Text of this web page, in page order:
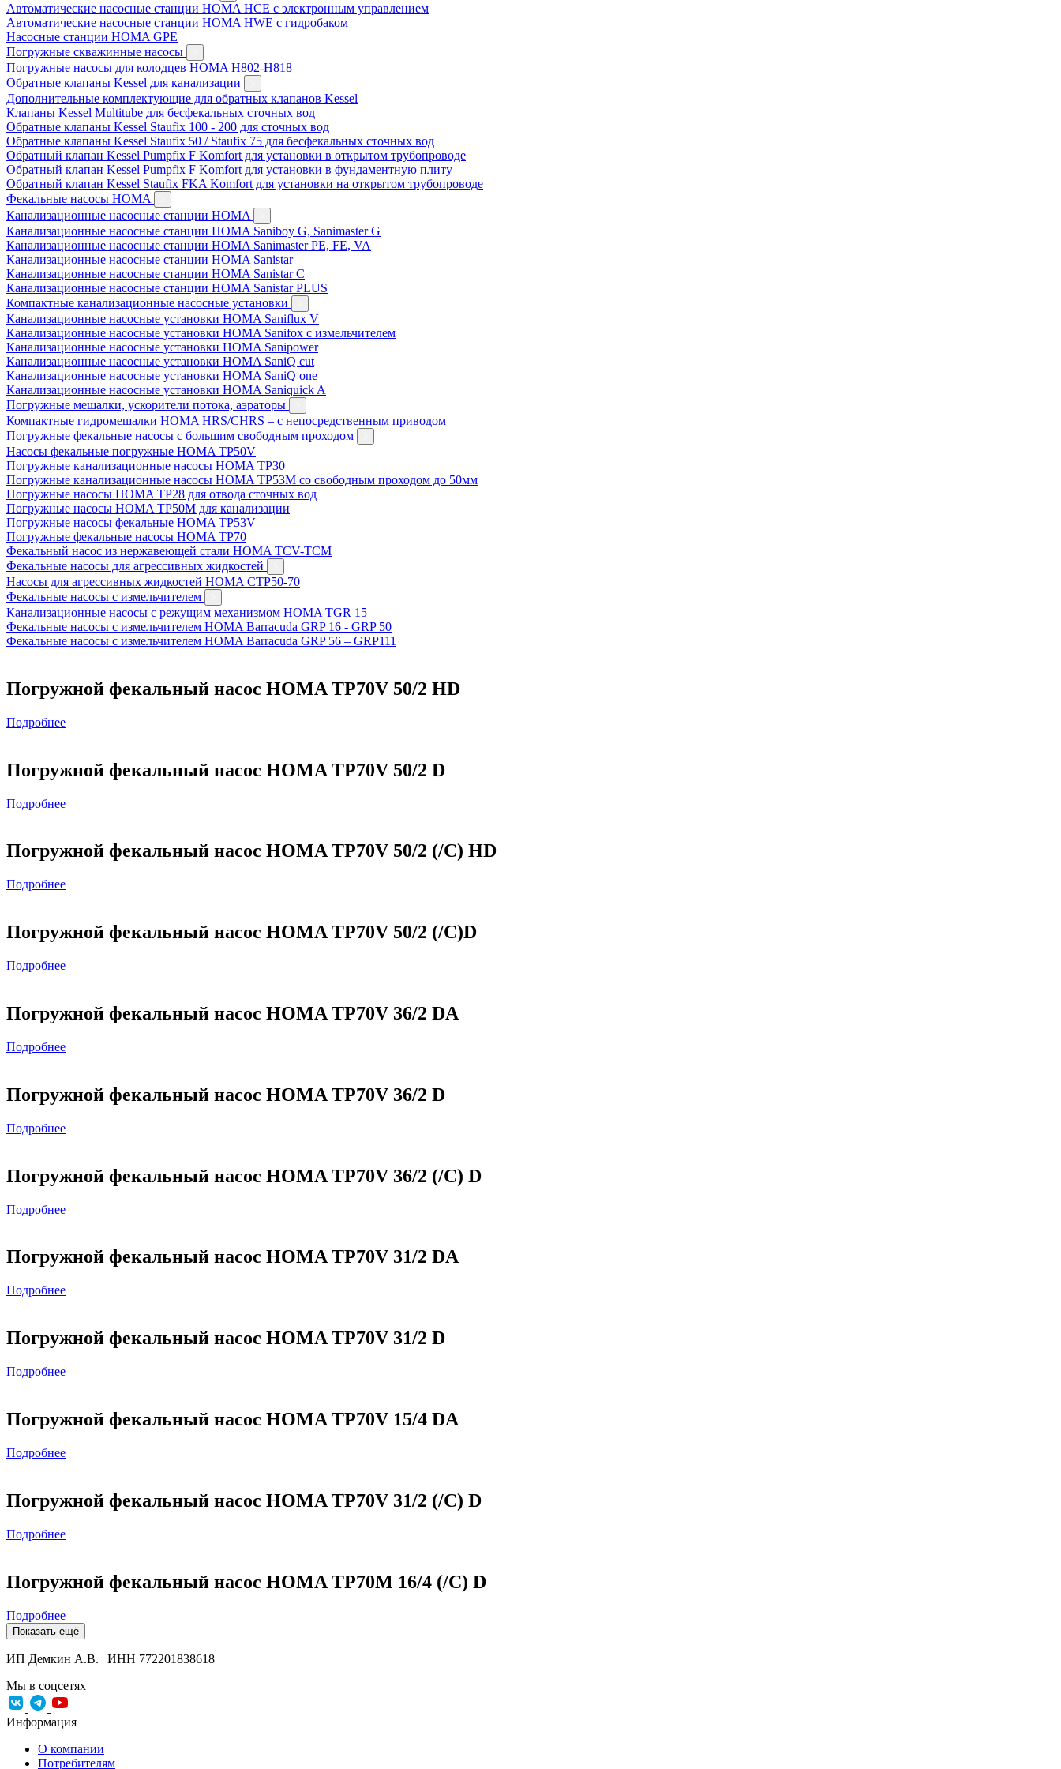
Автоматические насосные станции HOMA HCE с электронным управлением
Автоматические насосные станции HOMA HWE с гидробаком
Насосные станции HOMA GPE
Погружные скважинные насосы
Погружные насосы для колодцев HOMA H802-H818
Обратные клапаны Kessel для канализации
Дополнительные комплектующие для обратных клапанов Kessel
Клапаны Kessel Multitube для бесфекальных сточных вод
Обратные клапаны Kessel Staufix 100 - 200 для сточных вод
Обратные клапаны Kessel Staufix 50 / Staufix 75 для бесфекальных сточных вод
Обратный клапан Kessel Pumpfix F Komfort для установки в открытом трубопроводе
Обратный клапан Kessel Pumpfix F Komfort для установки в фундаментную плиту
Обратный клапан Kessel Staufix FKA Komfort для установки на открытом трубопроводе
Фекальные насосы HOMA
Канализационные насосные станции HOMA
Канализационные насосные станции HOMA Saniboy G, Sanimaster G
Канализационные насосные станции HOMA Sanimaster PE, FE, VA
Канализационные насосные станции HOMA Sanistar
Канализационные насосные станции HOMA Sanistar C
Канализационные насосные станции HOMA Sanistar PLUS
Компактные канализационные насосные установки
Канализационные насосные установки HOMA Saniflux V
Канализационные насосные установки HOMA Sanifox с измельчителем
Канализационные насосные установки HOMA Sanipower
Канализационные насосные установки HOMA SaniQ cut
Канализационные насосные установки HOMA SaniQ one
Канализационные насосные установки HOMA Saniquick A
Погружные мешалки, ускорители потока, аэраторы
Компактные гидромешалки HOMA HRS/CHRS – с непосредственным приводом
Погружные фекальные насосы с большим свободным проходом
Насосы фекальные погружные HOMA TP50V
Погружные канализационные насосы HOMA TP30
Погружные канализационные насосы HOMA TP53M со свободным проходом до 50мм
Погружные насосы HOMA TP28 для отвода сточных вод
Погружные насосы HOMA TP50M для канализации
Погружные насосы фекальные HOMA TP53V
Погружные фекальные насосы HOMA TP70
Фекальный насос из нержавеющей стали HOMA TCV-TCM
Фекальные насосы для агрессивных жидкостей
Насосы для агрессивных жидкостей HOMA CTP50-70
Фекальные насосы с измельчителем
Канализационные насосы с режущим механизмом HOMA TGR 15
Фекальные насосы с измельчителем HOMA Barracuda GRP 16 - GRP 50
Фекальные насосы с измельчителем HOMA Barracuda GRP 56 – GRP111
Погружной фекальный насос HOMA TP70V 50/2 HD
Подробнее
Погружной фекальный насос HOMA TP70V 50/2 D
Подробнее
Погружной фекальный насос HOMA TP70V 50/2 (/C) HD
Подробнее
Погружной фекальный насос HOMA TP70V 50/2 (/C)D
Подробнее
Погружной фекальный насос HOMA TP70V 36/2 DA
Подробнее
Погружной фекальный насос HOMA TP70V 36/2 D
Подробнее
Погружной фекальный насос HOMA TP70V 36/2 (/C) D
Подробнее
Погружной фекальный насос HOMA TP70V 31/2 DA
Подробнее
Погружной фекальный насос HOMA TP70V 31/2 D
Подробнее
Погружной фекальный насос HOMA TP70V 15/4 DA
Подробнее
Погружной фекальный насос HOMA TP70V 31/2 (/C) D
Подробнее
Погружной фекальный насос HOMA TP70M 16/4 (/C) D
Подробнее
Показать ещё
ИП Демкин А.В. | ИНН 772201838618
Мы в соцсетях
Информация
О компании
Потребителям